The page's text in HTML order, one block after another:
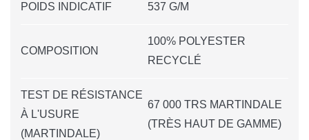
POIDS INDICATIF 537 G/M
COMPOSITION
100% POLYESTER
RECYCLÉ
TEST DE RÉSISTANCE
À L'USURE
(MARTINDALE)
67 000 TRS MARTINDALE
(TRÈS HAUT DE GAMME)